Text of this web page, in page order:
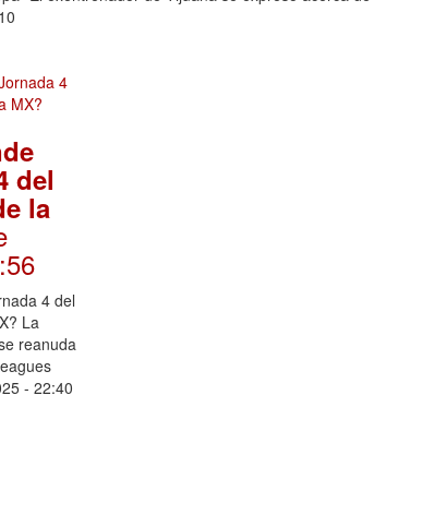
del
la
4 del
La
reanuda
- 22:40